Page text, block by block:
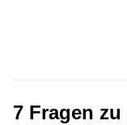
7 Fragen zu